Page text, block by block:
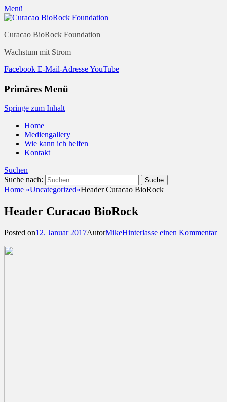
Menü
Curacao BioRock Foundation
Wachstum mit Strom
Facebook E-Mail-AdresseYouTube
Primäres Menü
Springe zum Inhalt
Home
Mediengallery
Wie kann ich helfen
Kontakt
Suchen
Suche nach:
Home »Uncategorized»Header Curacao BioRock
Header Curacao BioRock
Posted on12. Januar 2017AutorMikeHinterlasse einen Kommentar